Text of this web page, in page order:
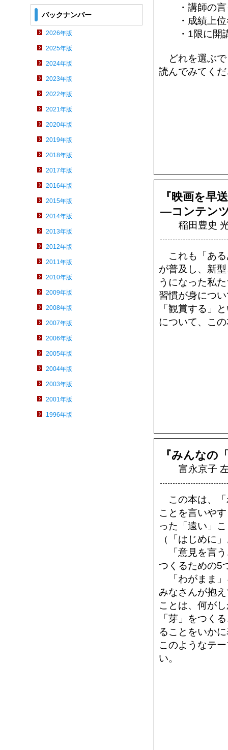
バックナンバー
2026年版
2025年版
2024年版
2023年版
2022年版
2021年版
2020年版
2019年版
2018年版
2017年版
2016年版
2015年版
2014年版
2013年版
2012年版
2011年版
2010年版
2009年版
2008年版
2007年版
2006年版
2005年版
2004年版
2003年版
2001年版
1996年版
・講師の言
・成績上位
・1限に開
どれを選ぶで
読んでみてく
『映画を早
―コンテン
稲田豊史
これも「ある
が普及し、新
うになった私
習慣が身につ
「観賞する」
について、こ
『みんなの
富永京子
この本は、「
ことを言いや
った「遠い」
（「はじめに
「意見を言う
つくるための5
「わがまま」
みなさんが抱
ことは、何が
「芽」をつく
ることをいか
このようなテ
い。